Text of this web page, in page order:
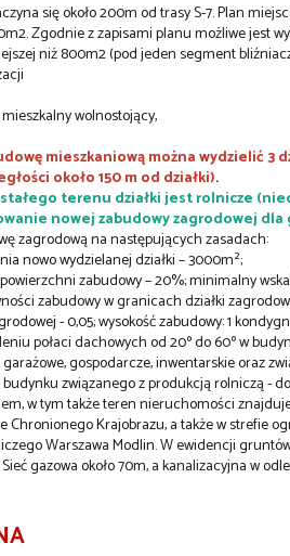
się około 200m od trasy S-7. Plan
Zgodnie z zapisami planu możliwe jest
niż 800m2 (pod jeden segment
wolnostojący,
mieszkaniową można wydzielić 3
około 150 m od działki).
terenu działki jest rolnicze
nowej zabudowy zagrodowej
zagrodową na następujących zasadach:
nowo wydzielanej działki – 3000m²;
zabudowy – 20%; minimalny
zabudowy w granicach działki
- 0,05; wysokość zabudowy: 1
połaci dachowych od 20º do 60º w
gospodarcze, inwentarskie oraz
budynku związanego z produkcją rolniczą -
w tym także teren nieruchomości
Chronionego Krajobrazu, a także w strefie
Warszawa Modlin. W ewidencji
gazowa około 70m, a kanalizacyjna w